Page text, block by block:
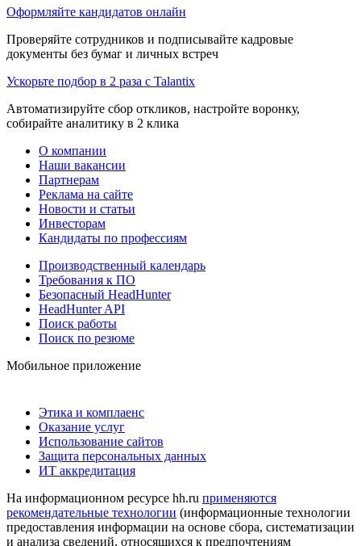
Оформляйте кандидатов онлайн
Проверяйте сотрудников и подписывайте кадровые
документы без бумаг и личных встреч
Ускорьте подбор в 2 раза с Talantix
Автоматизируйте сбор откликов, настройте воронку,
собирайте аналитику в 2 клика
О компании
Наши вакансии
Партнерам
Реклама на сайте
Новости и статьи
Инвесторам
Кандидаты по профессиям
Производственный календарь
Требования к ПО
Безопасный HeadHunter
HeadHunter API
Поиск работы
Поиск по резюме
Мобильное приложение
Этика и комплаенс
Оказание услуг
Использование сайтов
Защита персональных данных
ИТ аккредитация
На информационном ресурсе hh.ru применяются
рекомендательные технологии (информационные технологии
предоставления информации на основе сбора, систематизации
и анализа сведений, относящихся к предпочтениям